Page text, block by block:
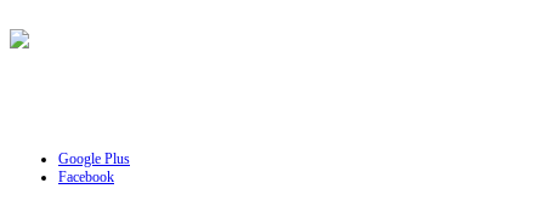
Google Plus
Facebook